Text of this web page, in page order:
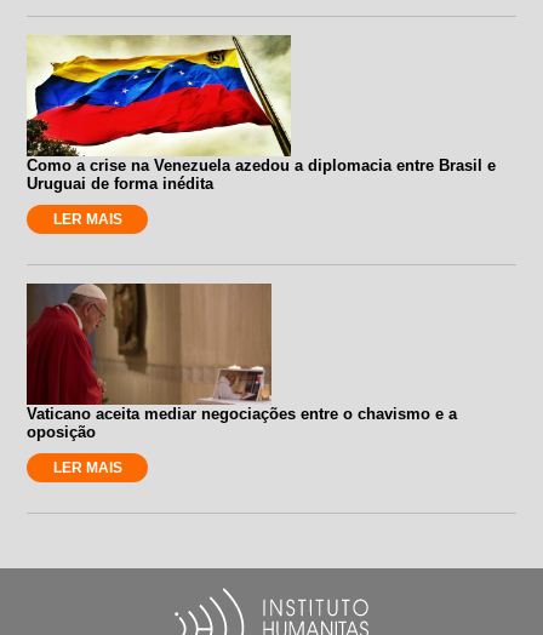
Como a crise na Venezuela azedou a diplomacia entre Brasil e
Uruguai de forma inédita
LER MAIS
Vaticano aceita mediar negociações entre o chavismo e a
oposição
LER MAIS